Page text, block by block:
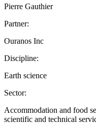
Pierre Gauthier
Partner:
Ouranos Inc
Discipline:
Earth science
Sector:
Accommodation and food
scientific and technical